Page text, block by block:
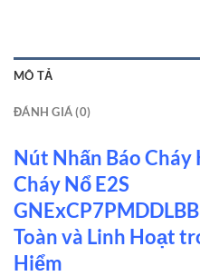
MÔ TẢ
ĐÁNH GIÁ (0)
Nút Nhấn Báo Cháy
Cháy Nổ E2S
Toàn và Linh Hoạt
Hiểm